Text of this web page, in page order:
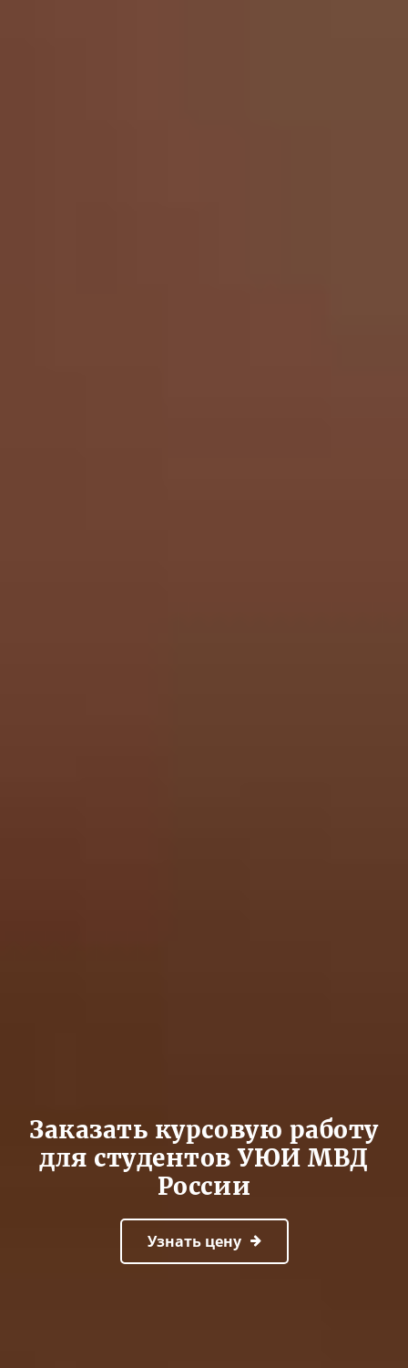
Заказать курсовую работу
для студентов УЮИ МВД
России
Узнать цену